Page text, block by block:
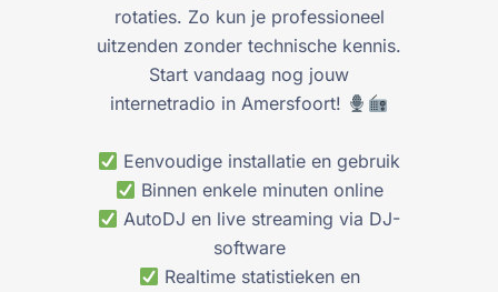
rotaties. Zo kun je professioneel
uitzenden zonder technische kennis.
Start vandaag nog jouw
internetradio in Amersfoort!
Eenvoudige installatie en gebruik
Binnen enkele minuten online
AutoDJ en live streaming via DJ-
software
Realtime statistieken en